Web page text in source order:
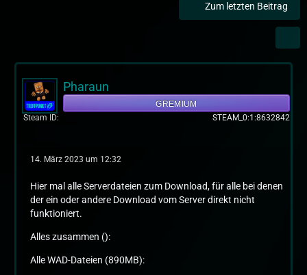
Zum letzten Beitrag
Pharaun
GREMIUM
Steam ID
STEAM_0:1:8632842
14. März 2023 um 12:32
Hier mal alle Serverdateien zum Download, für alle bei denen
der ein oder andere Download vom Server direkt nicht
funktioniert.
Alles zusammen ():
Alle WAD-Dateien (890MB):